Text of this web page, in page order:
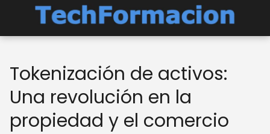
Tokenización de activos:
Una revolución en la
propiedad y el comercio